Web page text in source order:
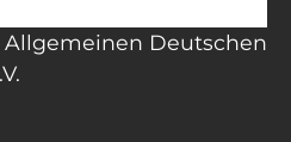
Deutschen